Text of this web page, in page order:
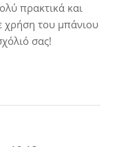
πρακτικά και
χρήση του μπάνιου
σας!